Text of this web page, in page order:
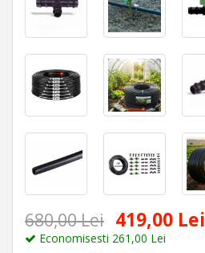
680,00 Lei 419,00 Lei
Economisesti 261,00 Lei